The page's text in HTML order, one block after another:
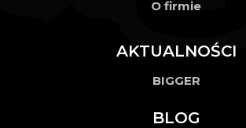
O firmie
AKTUALNOŚCI
BIGGER
BLOG